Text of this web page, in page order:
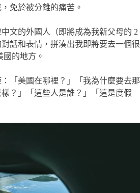
免於被分離的痛苦。
文的外國人（即將成為我新父母的 2
話和表情，拼湊出我即將要去一個很
的地方。
「美國在哪裡？」「我為什麼要去那
？」「這些人是誰？」「這是度假